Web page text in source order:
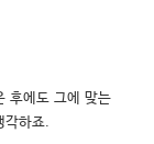
후에도 그에 맞는
각하죠.